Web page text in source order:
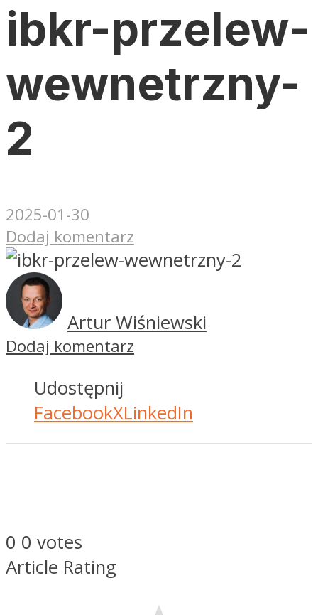
ibkr-przelew-
wewnetrzny-
2
2025-01-30
Dodaj komentarz
Artur Wiśniewski
Dodaj komentarz
Udostępnij
FacebookXLinkedIn
0 0 votes
Article Rating